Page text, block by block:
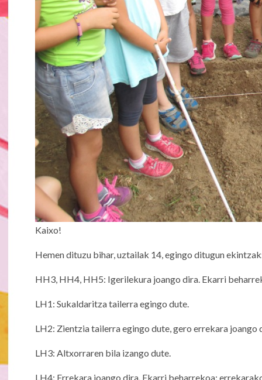
Kaixo!
Hemen dituzu bihar, uztailak 14, egingo ditugun
HH3, HH4, HH5: Igerilekura joango dira. Ekarri
LH1: Sukaldaritza tailerra egingo dute.
LH2: Zientzia tailerra egingo dute, gero errekara joango
LH3: Altxorraren bila izango dute.
LH4: Errekara joango dira. Ekarri beharrekoa: